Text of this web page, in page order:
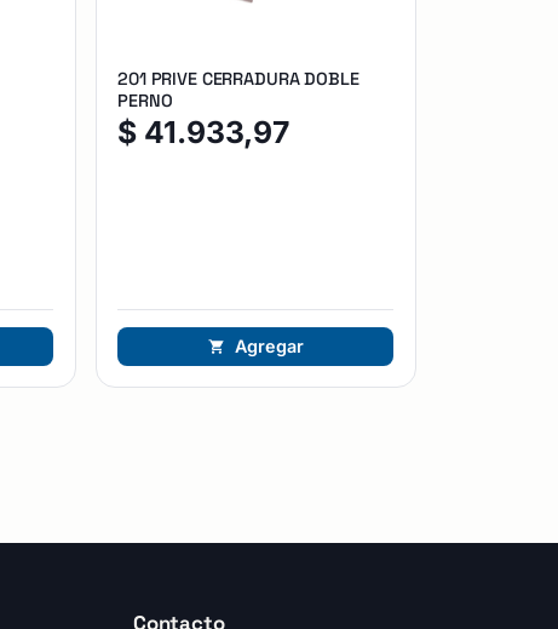
201 PRIVE CERRADURA DOBLE
PERNO
$ 41.933,97
Agregar
Contacto